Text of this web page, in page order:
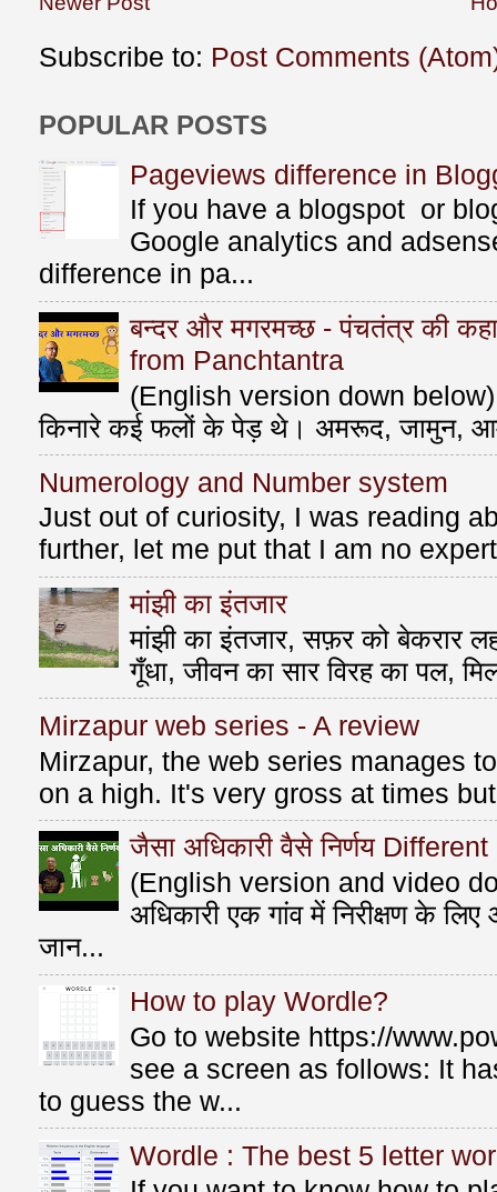
Subscribe to: Post Comments
POPULAR POSTS
Pageviews difference in
If you have a blogspot or
Google analytics and
difference in pa...
बन्दर और मगरमच्छ - पंचतंत्र की
from Panchtantra
(English version down below)
किनारे कई फलों के पेड़ थे। अमरूद, जामुन,
Numerology and Number system
Just out of curiosity, I was reading
further, let me put that I am no
मांझी का इंतजार
मांझी का इंतजार, सफ़र को बेकरार
गूँधा, जीवन का सार विरह का पल,
Mirzapur web series - A review
Mirzapur, the web series manages
on a high. It's very gross at times
जैसा अधिकारी वैसे निर्णय
(English version and video
अधिकारी एक गांव में निरीक्षण के
जान...
How to play Wordle?
Go to website https://
see a screen as follows: It
to guess the w...
Wordle : The best 5 letter